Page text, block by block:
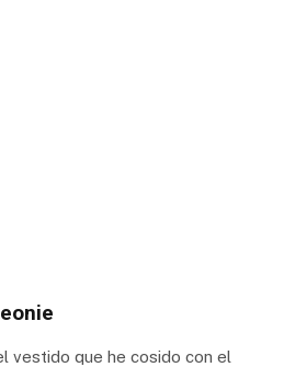
vestido que he cosido con el